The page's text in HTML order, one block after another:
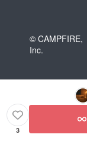
© CAMPFIRE,
Inc.
3